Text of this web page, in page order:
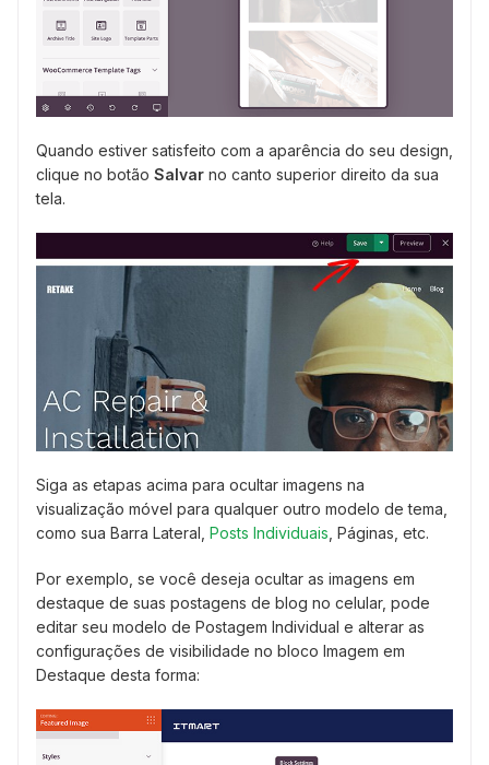
Quando estiver satisfeito com a aparência do seu design,
clique no botão Salvar no canto superior direito da sua
tela.
Siga as etapas acima para ocultar imagens na
visualização móvel para qualquer outro modelo de tema,
como sua Barra Lateral, Posts Individuais , Páginas, etc.
Por exemplo, se você deseja ocultar as imagens em
destaque de suas postagens de blog no celular, pode
editar seu modelo de Postagem Individual e alterar as
configurações de visibilidade no bloco Imagem em
Destaque desta forma: